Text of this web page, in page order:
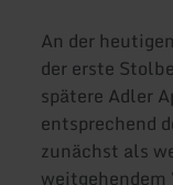
An der
der erste
spätere Adler
entsprechend
zunächst als